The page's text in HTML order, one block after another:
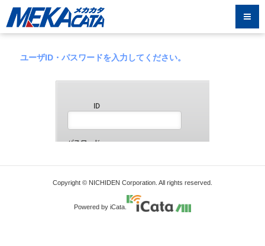
ユーザID・パスワードを入力してください。
Copyright © NICHIDEN Corporation. All rights reserved.
Powered by iCata.